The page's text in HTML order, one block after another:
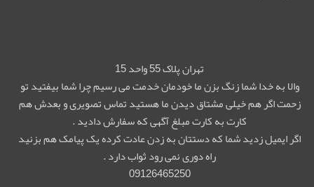
تهران پلاک 55 واحد 15
والا به خدا شما زنگ بزن ما خودمان خدمت می رسیم چرا شما بیفتید تو
زحمت اگر هم خیلی مشتاق دیدن ما هستید تماس تصویری و بعدش هم
کارت به کارت مبلغ آگهی که سفارش دادید .
اگر ایمیل زدید شما که دستتان به زدن عادت کرده یک پیامک هم بزنید
راه دوری نمی رود ثواب دارد .
09126465250